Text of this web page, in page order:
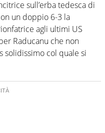
sull’erba tedesca di
un doppio 6-3 la
agli ultimi US
Raducanu che non
solidissimo col quale si